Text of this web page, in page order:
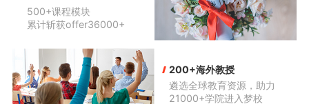
500+课程模块
累计斩获offer36000+
200+海外教授
遴选全球教育资源，助力
21000+学院进入梦校